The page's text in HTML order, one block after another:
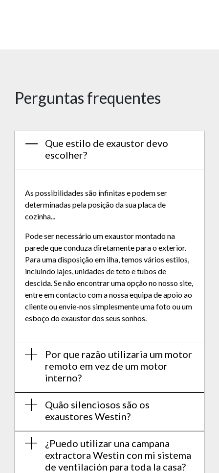
Perguntas frequentes
Que estilo de exaustor devo
escolher?
As possibilidades são infinitas e podem ser
determinadas pela posição da sua placa de
cozinha...
Pode ser necessário um exaustor montado na
parede que conduza diretamente para o exterior.
Para uma disposição em ilha, temos vários estilos,
incluindo lajes, unidades de teto e tubos de
descida. Se não encontrar uma opção no nosso site,
entre em contacto com a nossa equipa de apoio ao
cliente ou envie-nos simplesmente uma foto ou um
esboço do exaustor dos seus sonhos.
Por que razão utilizaria um motor
remoto em vez de um motor
interno?
Quão silenciosos são os
exaustores Westin?
¿Puedo utilizar una campana
extractora Westin con mi sistema
de ventilación para toda la casa?